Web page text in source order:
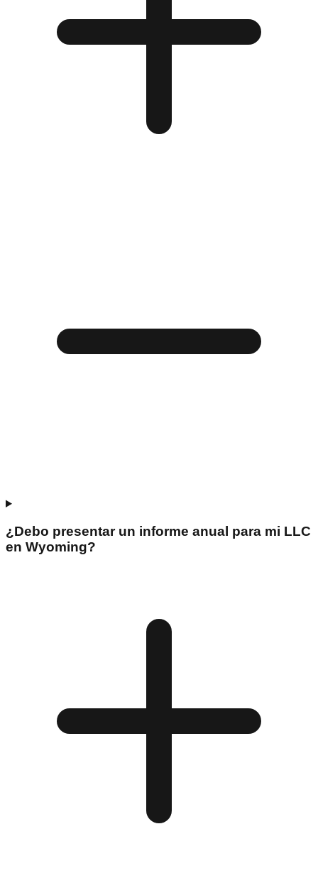
¿Debo presentar un informe anual para mi LLC
en Wyoming?